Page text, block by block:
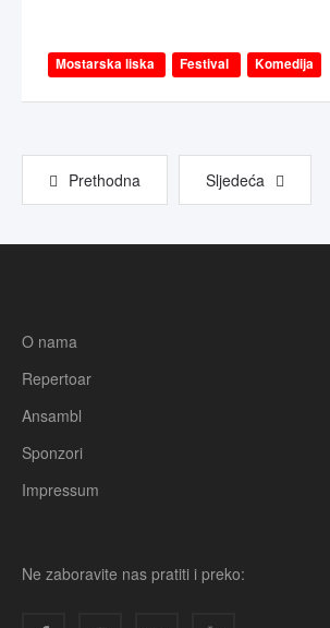
Mostarska liska Festival Komedija
Prethodna Sljedeća
O nama
Repertoar
Ansambl
Sponzori
Impressum
Ne zaboravite nas pratiti i preko: